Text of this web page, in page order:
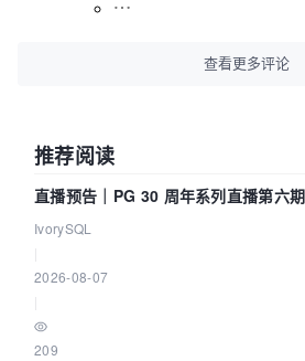
查看更多评论
推荐阅读
直播预告｜PG 30 周年系列直播第六
核——我们改得动吗？我们贡献了什么
IvorySQL
2026-08-07
209